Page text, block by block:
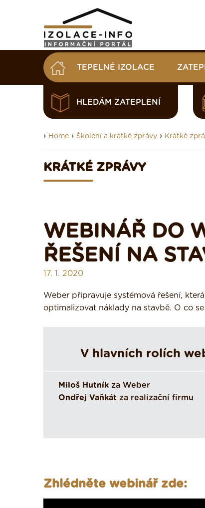
TEPELNÉ IZOLACE
HLEDÁM ZATEPLENÍ
› Home › Školení a krátké zprávy › Krátké
KRÁTKÉ ZPRÁVY
WEBINÁŘ DO
ŘEŠENÍ NA
17. 1. 2020
Weber připravuje systémová řešení,
optimalizovat náklady na stavbě. O co
V hlavních rolích
Miloš Hutník za Weber
Ondřej Vaňkát za realizační firmu
Zhlédněte webinář zde: